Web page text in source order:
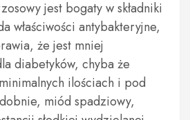
jest bogaty w składniki
właściwości antybakteryjne,
że jest mniej
diabetyków, chyba że
ilościach i pod
miód spadziowy,